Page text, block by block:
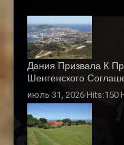
Дания Призвала К
Шенгенского
июль 31, 2026 Hits:150